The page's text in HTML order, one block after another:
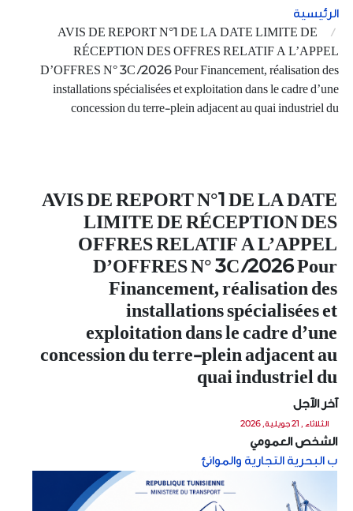
الرئيسية
AVIS DE REPORT N°1 DE LA DATE LIMITE DE
RÉCEPTION DES OFFRES RELATIF A L’APPEL
D’OFFRES N° 3C /2026 Pour Financement, réalisation des
installations spécialisées et exploitation dans le cadre d’une
concession du terre-plein adjacent au quai industriel du
AVIS DE REPORT N°1 DE LA DATE
LIMITE DE RÉCEPTION DES
OFFRES RELATIF A L’APPEL
D’OFFRES N° 3C /2026 Pour
Financement, réalisation des
installations spécialisées et
exploitation dans le cadre d’une
concession du terre-plein adjacent au
quai industriel du
آخر الآجل
الثلاثاء , 21 جويلية, 2026
الشخص العمومي
ب البحرية التجارية والموانئ